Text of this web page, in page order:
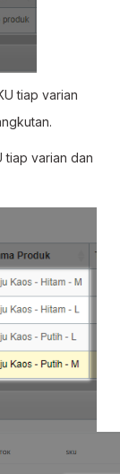
tiap varian
tiap varian dan